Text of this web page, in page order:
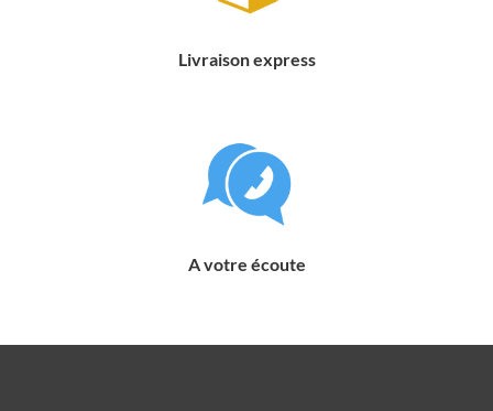
Livraison express
A votre écoute